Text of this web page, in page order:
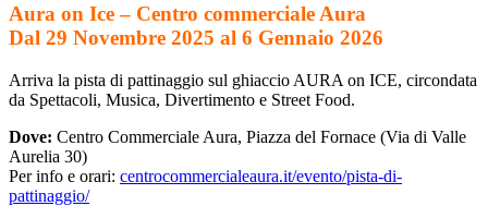
Aura on Ice – Centro commerciale Aura
Dal 29 Novembre 2025 al 6 Gennaio 2026
Arriva la pista di pattinaggio sul ghiaccio AURA on ICE, circondata
da Spettacoli, Musica, Divertimento e Street Food.
Dove: Centro Commerciale Aura, Piazza del Fornace (Via di Valle
Aurelia 30)
Per info e orari: centrocommercialeaura.it/evento/pista-di-
pattinaggio/